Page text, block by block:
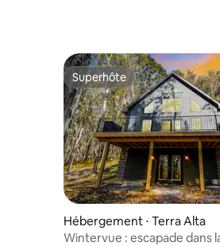
Superhôte
Superhôte
Hébergement ⋅ Terra Alta
Wintervue : escapade dans